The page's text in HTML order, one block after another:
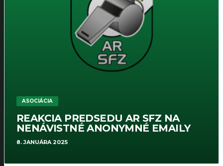
ASOCIÁCIA
REAKCIA PREDSEDU AR SFZ NA
NENÁVISTNÉ ANONYMNÉ EMAILY
8. JANUÁRA 2025